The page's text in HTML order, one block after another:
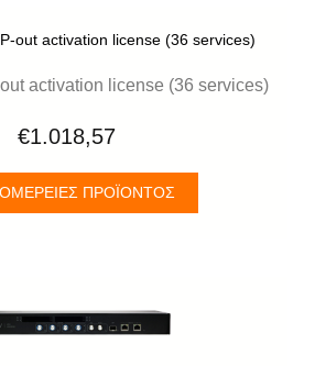
activation license (36 services)
€1.018,57
ΠΡΟΪΌΝΤΟΣ